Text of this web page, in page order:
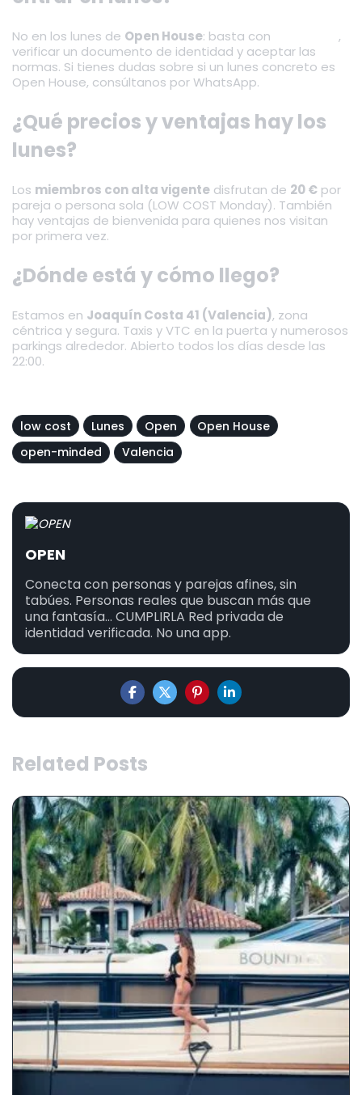
No en los lunes de Open House: basta con
,
verificar un documento de identidad y aceptar las
normas. Si tienes dudas sobre si un lunes concreto es
Open House, consúltanos por WhatsApp.
¿Qué precios y ventajas hay los
lunes?
Los miembros con alta vigente disfrutan de 20 € por
pareja o persona sola (LOW COST Monday). También
hay ventajas de bienvenida para quienes nos visitan
por primera vez.
¿Dónde está y cómo llego?
Estamos en Joaquín Costa 41 (Valencia), zona
céntrica y segura. Taxis y VTC en la puerta y numerosos
parkings alrededor. Abierto todos los días desde las
22:00.
low cost Lunes Open
Open House
open-minded
Valencia
OPEN
Conecta con personas y parejas afines, sin
tabúes. Personas reales que buscan más que
una fantasía... CUMPLIRLA Red privada de
identidad verificada. No una app.
Related Posts